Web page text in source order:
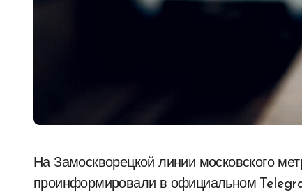
На Замоскворецкой линии московского метро возобновлено движение поездов. Об этом
проинформировали в официальном